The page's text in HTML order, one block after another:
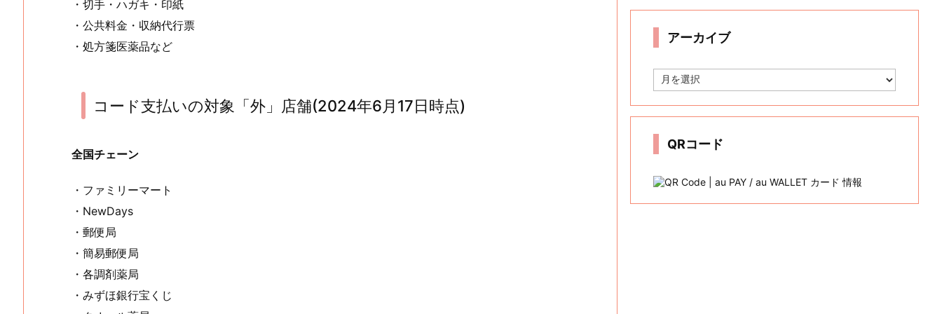
・切手・ハガキ・印紙
・公共料金・収納代行票
・処方箋医薬品など
コード支払いの対象「外」店舗(2024年6月17日時点)
全国チェーン
・ファミリーマート
・NewDays
・郵便局
・簡易郵便局
・各調剤薬局
・みずほ銀行宝くじ
リ
アーカイブ
ー
イ
QRコード